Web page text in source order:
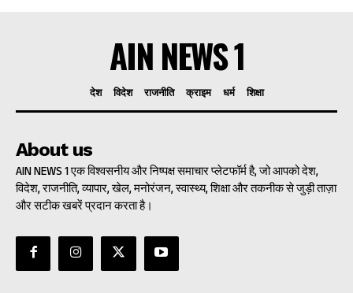
AIN NEWS 1
देश विदेश राजनीति क्राइम धर्म शिक्षा
About us
AIN NEWS 1 एक विश्वसनीय और निष्पक्ष समाचार प्लेटफॉर्म है, जो आपको देश,
विदेश, राजनीति, व्यापार, खेल, मनोरंजन, स्वास्थ्य, शिक्षा और तकनीक से जुड़ी ताज़ा
और सटीक खबरें प्रदान करता है।